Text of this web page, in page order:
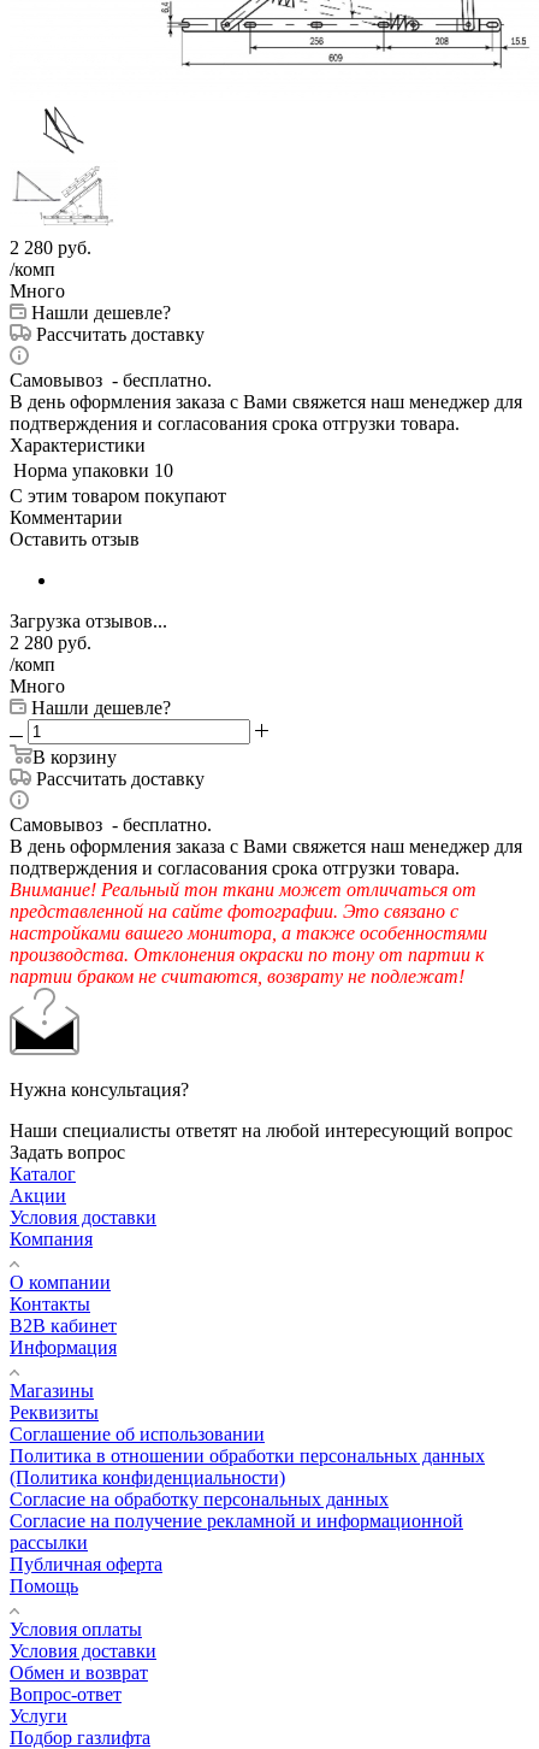
2 280 руб.
/комп
Много
Нашли дешевле?
Рассчитать доставку
Самовывоз - бесплатно.
В день оформления заказа с Вами свяжется наш менеджер для
подтверждения и согласования срока отгрузки товара.
Характеристики
Норма упаковки 10
С этим товаром покупают
Комментарии
Оставить отзыв
Загрузка отзывов...
2 280 руб.
/комп
Много
Нашли дешевле?
В корзину
Рассчитать доставку
Самовывоз - бесплатно.
В день оформления заказа с Вами свяжется наш менеджер для
подтверждения и согласования срока отгрузки товара.
Внимание! Реальный тон ткани может отличаться от
представленной на сайте фотографии. Это связано с
настройками вашего монитора, а также особенностями
производства. Отклонения окраски по тону от партии к
партии браком не считаются, возврату не подлежат!
Нужна консультация?
Наши специалисты ответят на любой интересующий вопрос
Задать вопрос
Каталог
Акции
Условия доставки
Компания
О компании
Контакты
B2B кабинет
Информация
Магазины
Реквизиты
Соглашение об использовании
Политика в отношении обработки персональных данных
(Политика конфиденциальности)
Согласие на обработку персональных данных
Согласие на получение рекламной и информационной
рассылки
Публичная оферта
Помощь
Условия оплаты
Условия доставки
Обмен и возврат
Вопрос-ответ
Услуги
Подбор газлифта